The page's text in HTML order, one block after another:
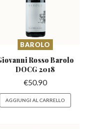
BAROLO
Rosso Barolo
DOCG 2018
€50.90
AGGIUNGI AL CARRELLO